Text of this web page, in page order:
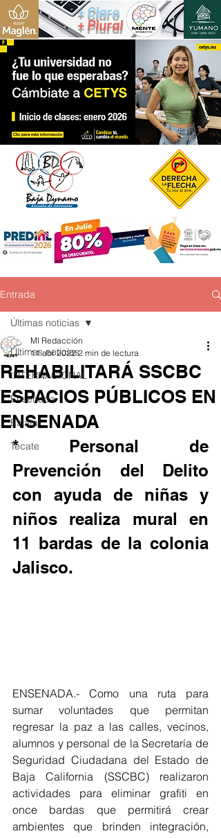
+ Claro
+ Plural
Entrada
Últimas noticias
INTERNACIONAL
Ensenada
Estatal
Tecate
Últimas noticias
REHABILITARÁ SSCBC
ESPACIOS PÚBLICOS EN
ENSENADA
MI Redacción
11 abr 2022 2 min de lectura
* Personal de
Prevención del Delito
con ayuda de niñas y
niños realiza mural en
11 bardas de la colonia
Jalisco.
ENSENADA.- Como una ruta para
sumar voluntades que permitan
regresar la paz a las calles, vecinos,
alumnos y personal de la Secretaría de
Seguridad Ciudadana del Estado de
Baja California (SSCBC) realizaron
actividades para eliminar grafiti en
once bardas que permitirá crear
ambientes que brinden integración,